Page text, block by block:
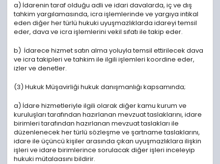
a) İdarenin taraf olduğu adli ve idari davalarda, iç ve dış
tahkim yargılamasında, icra işlemlerinde ve yargıya intikal
eden diğer her türlü hukuki uyuşmazlıklarda idareyi temsil
eder, dava ve icra işlemlerini vekil sıfatı ile takip eder.
b) İdarece hizmet satın alma yoluyla temsil ettirilecek dava
ve icra takipleri ve tahkim ile ilgili işlemleri koordine eder,
izler ve denetler.
(3) Hukuk Müşavirliği hukuk danışmanlığı kapsamında;
a) İdare hizmetleriyle ilgili olarak diğer kamu kurum ve
kuruluşları tarafından hazırlanan mevzuat taslaklarını, idare
birimleri tarafından hazırlanan mevzuat taslakları ile
düzenlenecek her türlü sözleşme ve şartname taslaklarını,
idare ile üçüncü kişiler arasında çıkan uyuşmazlıklara ilişkin
işleri ve idare birimlerince sorulacak diğer işleri inceleyip
hukuki mütalaasını bildirir.